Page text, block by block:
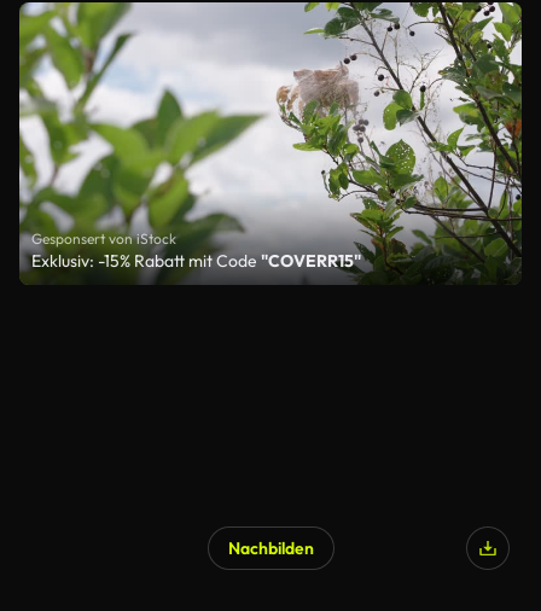
Gesponsert von iStock
Exklusiv: -15% Rabatt mit Code"COVERR15"
Nachbilden